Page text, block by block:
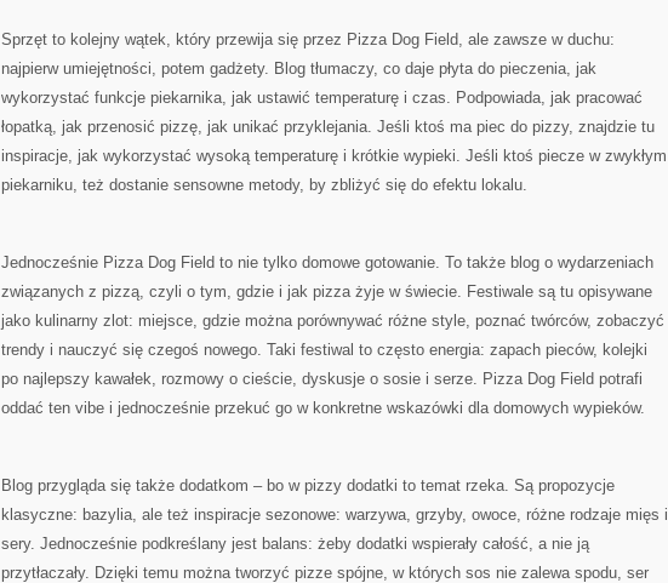
Sprzęt to kolejny wątek, który przewija się przez Pizza Dog Field, ale zawsze w duchu:
najpierw umiejętności, potem gadżety. Blog tłumaczy, co daje płyta do pieczenia, jak
wykorzystać funkcje piekarnika, jak ustawić temperaturę i czas. Podpowiada, jak pracować
łopatką, jak przenosić pizzę, jak unikać przyklejania. Jeśli ktoś ma piec do pizzy, znajdzie tu
inspiracje, jak wykorzystać wysoką temperaturę i krótkie wypieki. Jeśli ktoś piecze w zwykłym
piekarniku, też dostanie sensowne metody, by zbliżyć się do efektu lokalu.
Jednocześnie Pizza Dog Field to nie tylko domowe gotowanie. To także blog o wydarzeniach
związanych z pizzą, czyli o tym, gdzie i jak pizza żyje w świecie. Festiwale są tu opisywane
jako kulinarny zlot: miejsce, gdzie można porównywać różne style, poznać twórców, zobaczyć
trendy i nauczyć się czegoś nowego. Taki festiwal to często energia: zapach pieców, kolejki
po najlepszy kawałek, rozmowy o cieście, dyskusje o sosie i serze. Pizza Dog Field potrafi
oddać ten vibe i jednocześnie przekuć go w konkretne wskazówki dla domowych wypieków.
Blog przygląda się także dodatkom – bo w pizzy dodatki to temat rzeka. Są propozycje
klasyczne: bazylia, ale też inspiracje sezonowe: warzywa, grzyby, owoce, różne rodzaje mięs i
sery. Jednocześnie podkreślany jest balans: żeby dodatki wspierały całość, a nie ją
przytłaczały. Dzięki temu można tworzyć pizze spójne, w których sos nie zalewa spodu, ser